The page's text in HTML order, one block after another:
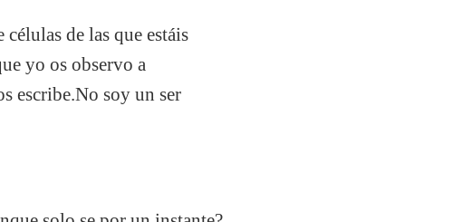
de las que estáis
yo os observo a
escribe.No soy un ser